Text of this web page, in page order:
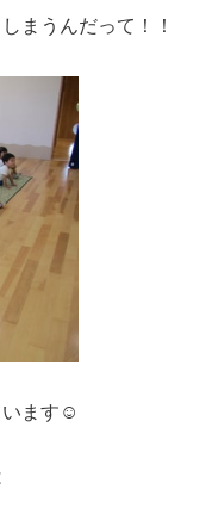
まうんだって！！
います☺